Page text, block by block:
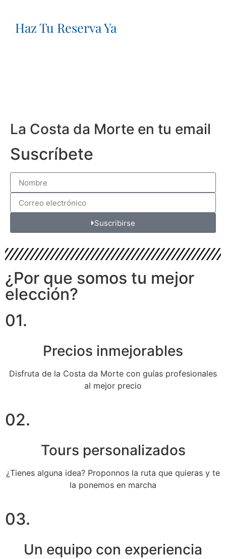
Haz Tu Reserva Ya
La Costa da Morte en tu email
Suscríbete
Suscribirse
¿Por que somos tu mejor
elección?
01.
Precios inmejorables
Disfruta de la Costa da Morte con guías profesionales
al mejor precio
02.
Tours personalizados
¿Tienes alguna idea? Proponnos la ruta que quieras y te
la ponemos en marcha
03.
Un equipo con experiencia